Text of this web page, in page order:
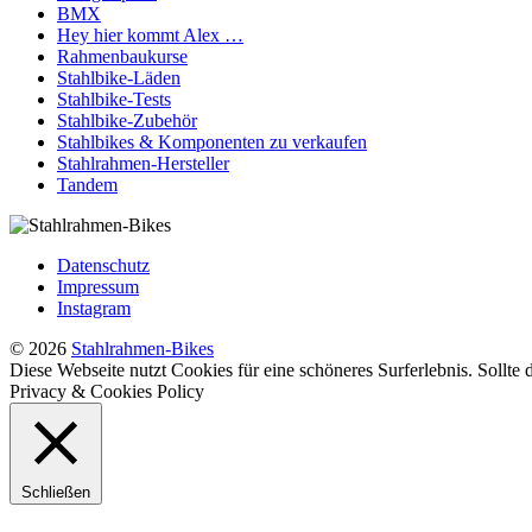
BMX
Hey hier kommt Alex …
Rahmenbaukurse
Stahlbike-Läden
Stahlbike-Tests
Stahlbike-Zubehör
Stahlbikes & Komponenten zu verkaufen
Stahlrahmen-Hersteller
Tandem
Datenschutz
Impressum
Instagram
© 2026 Stahlrahmen-Bikes
Diese Webseite nutzt Cookies für eine schöneres Surferlebnis.
Privacy & Cookies Policy
Schließen